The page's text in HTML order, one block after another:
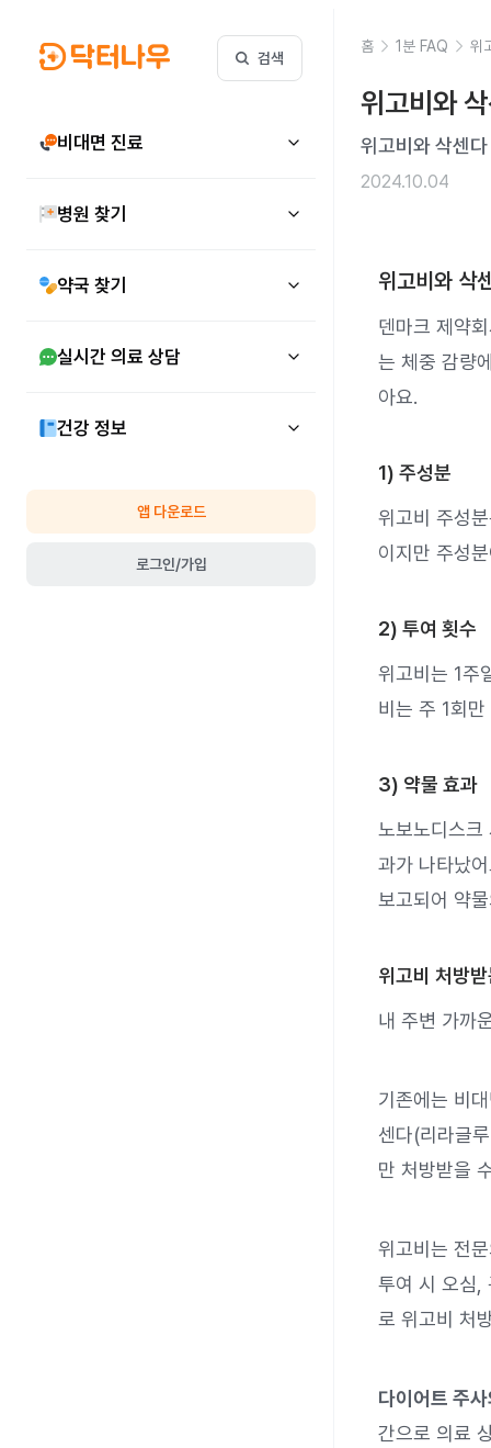
검색
비대면 진료
병원 찾기
약국 찾기
실시간 의료 상담
건강 정보
앱 다운로드
로그인/가입
홈 1분 FAQ 위
위고비와
위고비와 삭센
2024.10.04
위고비와 삭
덴마크 제약
는 체중 감량
아요.
1) 주성분
위고비 주성
이지만 주성
2) 투여 횟수
위고비는 1주
비는 주 1회
3) 약물 효과
노보노디스
과가 나타났
보고되어 약
위고비 처방
내 주변 가까
기존에는 비
센다(리라글
만 처방받을
위고비는 전
투여 시 오심,
로 위고비 처
다이어트 주
간으로 의료